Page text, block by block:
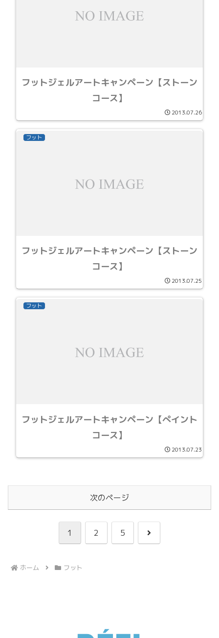
フットジェルアートキャンペーン【ストーン
コース】
2013.07.26
フット
フットジェルアートキャンペーン【ストーン
コース】
2013.07.25
フット
フットジェルアートキャンペーン【ぺイント
コース】
2013.07.23
次のページ
1 2 5
次
ホーム フット